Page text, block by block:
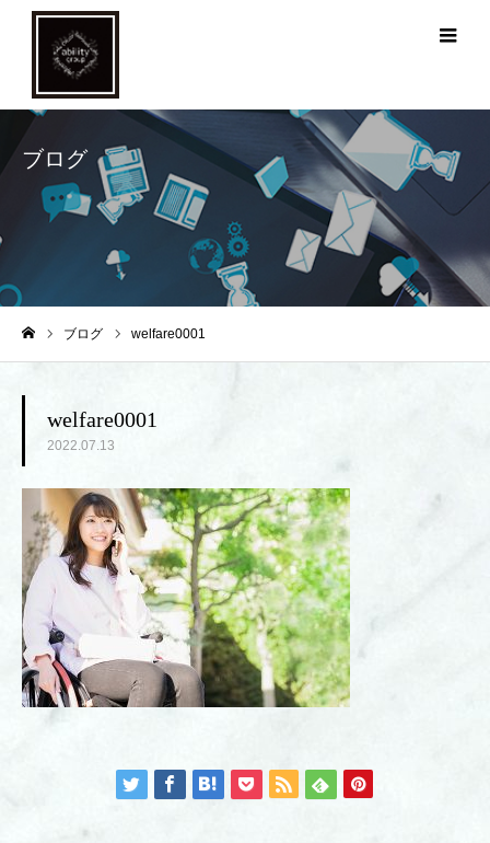
ブログ
ブログ welfare0001
welfare0001
2022.07.13